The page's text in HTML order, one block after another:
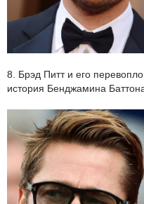
8. Брэд Питт и его
история Бенджамина